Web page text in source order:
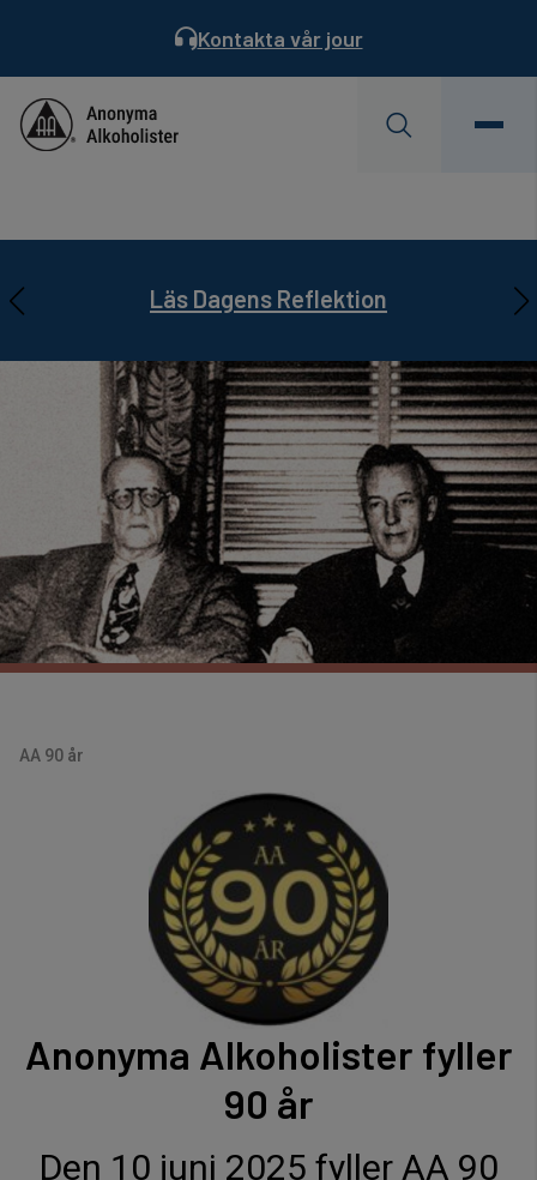
Kontakta vår jour
Behöver du hjälp? Hitta ett möte
Läs Dagens Reflektion
AA Landsmöte 31/7-2/8. Läs mer…
Prenumerera påServicebladet
Servicekontoret är semesterstängt
22/6 – 17/7.Läs mer…
AA 90 år
Anonyma Alkoholister fyller
90 år
Den 10 juni 2025 fyller AA 90